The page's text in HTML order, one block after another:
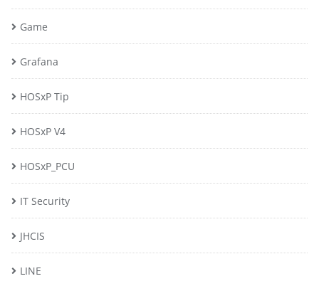
Game
Grafana
HOSxP Tip
HOSxP V4
HOSxP_PCU
IT Security
JHCIS
LINE